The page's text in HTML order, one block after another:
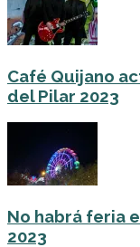
Café Quijano
del Pilar 2023
No habrá feria
2023